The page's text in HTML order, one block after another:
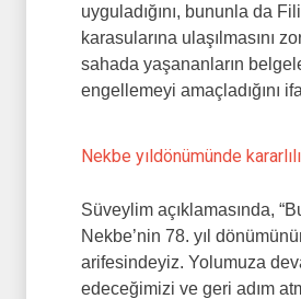
uyguladığını, bununla da
karasularına ulaşılmasını
sahada yaşananların
engellemeyi amaçladığını
Nekbe yıldönümünde
Süveylim açıklamasında,
Nekbe’nin 78. yıl
arifesindeyiz. Yolumuza
edeceğimizi ve geri adım